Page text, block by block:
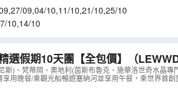
,27/09,04/10,11/10,21/10,25/10
10,14/10
選假期10天團【全包價】 （
斯)、梵蒂岡、奧地利(茵斯布魯克、施華洛世奇水晶
用晚餐/乘觀光船暢遊塞納河並享用午餐，乘世界首